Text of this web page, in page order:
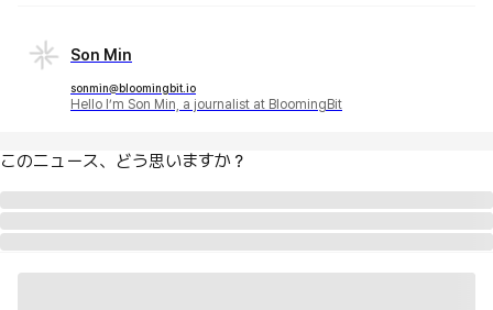
Son Min
sonmin@bloomingbit.io
Hello I’m Son Min, a journalist at BloomingBit
このニュース、どう思いますか？